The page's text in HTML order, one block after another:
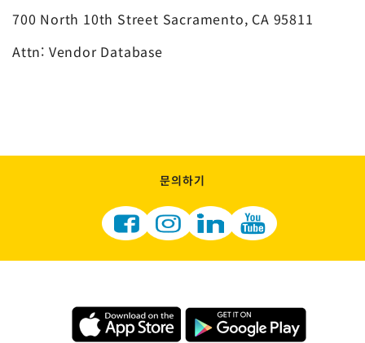
700 North 10th Street Sacramento, CA 95811
Attn: Vendor Database
문의하기